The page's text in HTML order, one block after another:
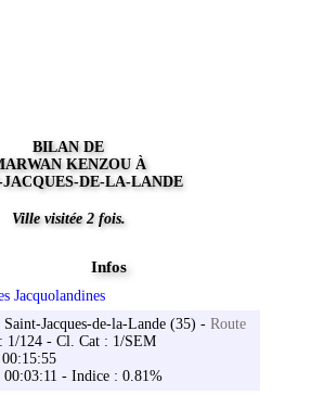
BILAN DE
KENZOU À
JACQUES-DE-LA-LANDE
Ville visitée 2 fois.
Infos
Jacquolandines
Jacques-de-la-Lande (35) - Route
1/124 - Cl. Cat : 1/SEM
- Indice : 0.81%